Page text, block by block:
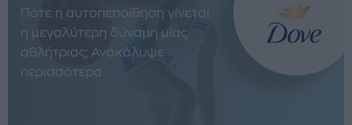
Πότε η αυτοπεποίθηση γίνεται
η μεγαλύτερη δύναμη μίας
αθλήτριας; Ανακάλυψε
περισσότερα